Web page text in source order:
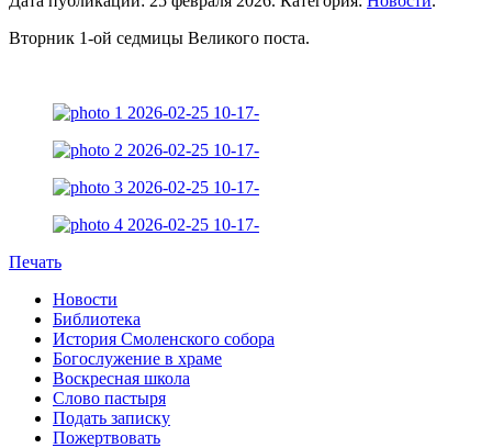
Вторник 1-ой седмицы Великого поста.
Печать
Новости
Библиотека
История Смоленского собора
Богослужение в храме
Воскресная школа
Слово пастыря
Подать записку
Пожертвовать